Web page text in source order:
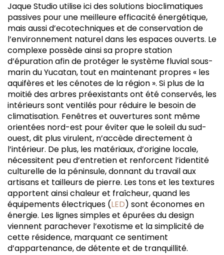
Jaque Studio utilise ici des solutions bioclimatiques
passives pour une meilleure efficacité énergétique,
mais aussi d’ecotechniques et de conservation de
l’environnement naturel dans les espaces ouverts. Le
complexe possède ainsi sa propre station
d’épuration afin de protéger le système fluvial sous-
marin du Yucatan, tout en maintenant propres « les
aquifères et les cénotes de la région ». Si plus de la
moitié des arbres préexistants ont été conservés, les
intérieurs sont ventilés pour réduire le besoin de
climatisation. Fenêtres et ouvertures sont même
orientées nord-est pour éviter que le soleil du sud-
ouest, dit plus virulent, n’accède directement à
l’intérieur. De plus, les matériaux, d’origine locale,
nécessitent peu d’entretien et renforcent l’identité
culturelle de la péninsule, donnant du travail aux
artisans et tailleurs de pierre. Les tons et les textures
apportent ainsi chaleur et fraîcheur, quand les
équipements électriques (LED) sont économes en
énergie. Les lignes simples et épurées du design
viennent parachever l’exotisme et la simplicité de
cette résidence, marquant ce sentiment
d’appartenance, de détente et de tranquillité.